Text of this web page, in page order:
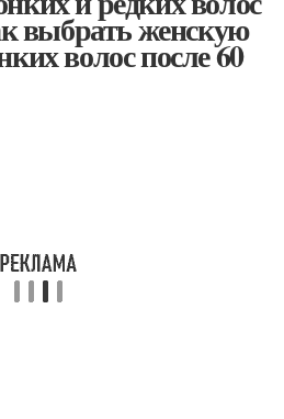
выбрать женскую
волос после 60